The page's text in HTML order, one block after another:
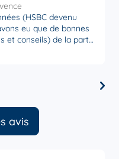
(HSBC devenu
eu que de bonnes
et conseils) de la part
d'agence ou notre
avis